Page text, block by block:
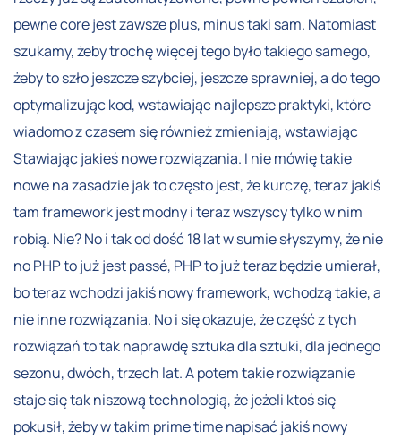
pewne core jest zawsze plus, minus taki sam. Natomiast
szukamy, żeby trochę więcej tego było takiego samego,
żeby to szło jeszcze szybciej, jeszcze sprawniej, a do tego
optymalizując kod, wstawiając najlepsze praktyki, które
wiadomo z czasem się również zmieniają, wstawiając
Stawiając jakieś nowe rozwiązania. I nie mówię takie
nowe na zasadzie jak to często jest, że kurczę, teraz jakiś
tam framework jest modny i teraz wszyscy tylko w nim
robią. Nie? No i tak od dość 18 lat w sumie słyszymy, że nie
no PHP to już jest passé, PHP to już teraz będzie umierał,
bo teraz wchodzi jakiś nowy framework, wchodzą takie, a
nie inne rozwiązania. No i się okazuje, że część z tych
rozwiązań to tak naprawdę sztuka dla sztuki, dla jednego
sezonu, dwóch, trzech lat. A potem takie rozwiązanie
staje się tak niszową technologią, że jeżeli ktoś się
pokusił, żeby w takim prime time napisać jakiś nowy